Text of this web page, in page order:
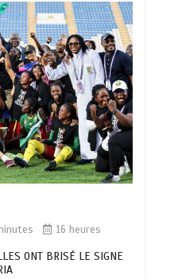
16 heures
ONT BRISÉ LE SIGNE